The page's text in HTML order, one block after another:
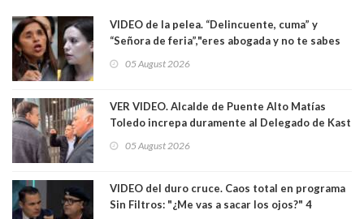
VIDEO de la pelea. “Delincuente, cuma” y
“Señora de feria”,"eres abogada y no te sabes
senadoras Camila Flores y Fabiola Campillai en
05 August 2026
VER VIDEO. Alcalde de Puente Alto Matías
Toledo increpa duramente al Delegado de Kast
delegado nuevamente arrancando"
05 August 2026
VIDEO del duro cruce. Caos total en programa
Sin Filtros: "¿Me vas a sacar los ojos?" 4